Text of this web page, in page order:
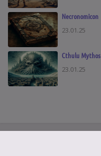
Necronomicon
23.01.25
Cthulu Mythos
23.01.25